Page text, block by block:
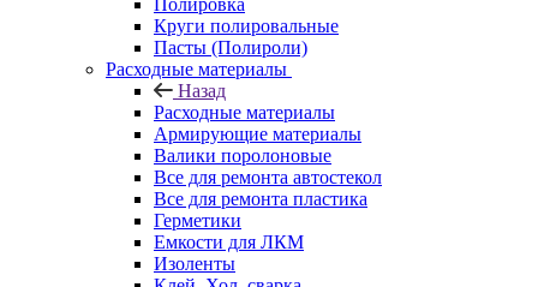
Полировка
Круги полировальные
Пасты (Полироли)
Расходные материалы
Назад
Расходные материалы
Армирующие материалы
Валики поролоновые
Все для ремонта автостекол
Все для ремонта пластика
Герметики
Емкости для ЛКМ
Изоленты